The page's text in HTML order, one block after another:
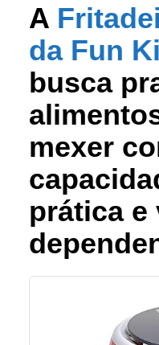
A
da Fun
busca
mexer
prática e